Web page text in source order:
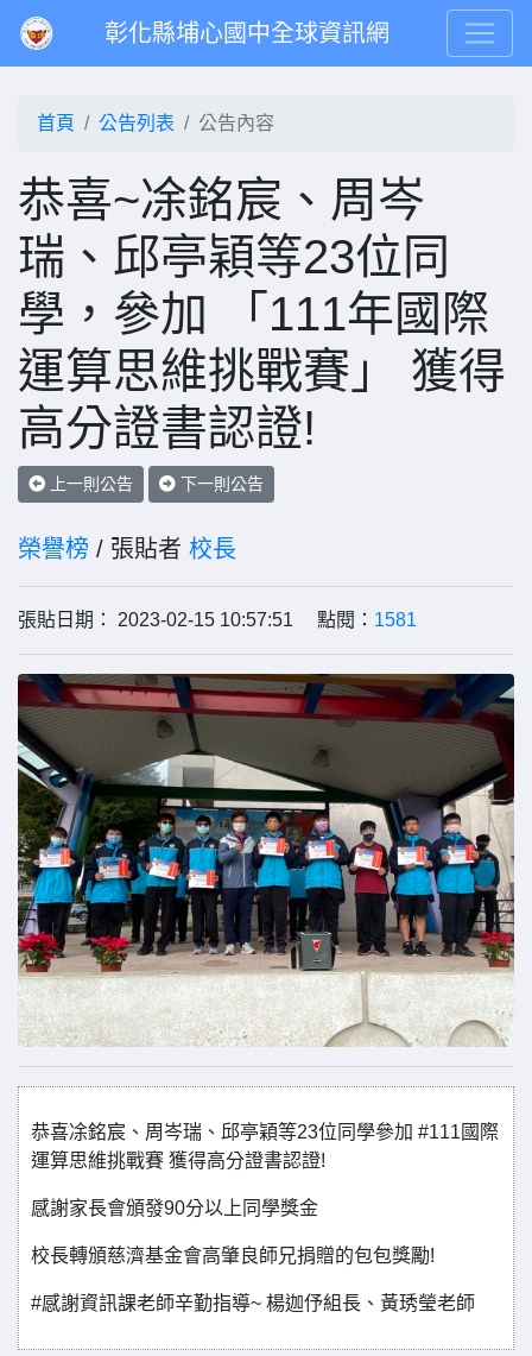
彰化縣埔心國中全球資訊網
首頁 公告列表 公告內容
恭喜~凃銘宸、周岑
瑞、邱亭穎等23位同
學，參加 「111年國際
運算思維挑戰賽」 獲得
高分證書認證!
上一則公告 下一則公告
榮譽榜 / 張貼者 校長
張貼日期： 2023-02-15 10:57:51 點閱： 1581
恭喜凃銘宸、周岑瑞、邱亭穎等23位同學參加 #111國際
運算思維挑戰賽 獲得高分證書認證!
感謝家長會頒發90分以上同學獎金
校長轉頒慈濟基金會高肇良師兄捐贈的包包獎勵!
#感謝資訊課老師辛勤指導~ 楊迦伃組長、黃琇瑩老師